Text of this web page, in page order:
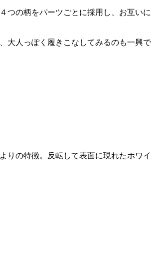
つの柄をパーツごとに採用し、お互いに
大人っぽく履きこなしてみるのも一興で
りの特徴。反転して表面に現れたホワイ